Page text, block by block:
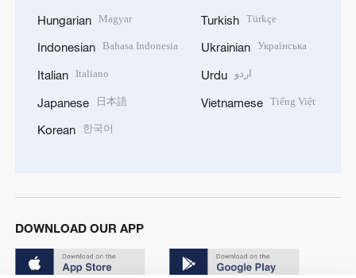
Hungarian Magyar
Indonesian Bahasa Indonesia
Italian Italiano
Japanese 日本語
Korean 한국어
Turkish Türkçe
Ukrainian Українська
Urdu اردو
Vietnamese Tiếng Việt
DOWNLOAD OUR APP